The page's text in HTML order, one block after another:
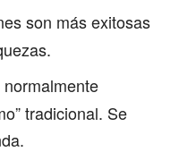
son más exitosas
tradicional. Se